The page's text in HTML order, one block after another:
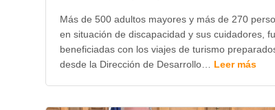
Más de 500 adultos mayores y más de 270
en situación de discapacidad y sus cuidadores,
beneficiadas con los viajes de turismo
desde la Dirección de Desarrollo… Leer más